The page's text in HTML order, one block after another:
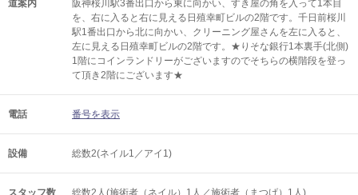
道案内
阪神桜川駅3番出口から東に向かい、すき屋の角を入って1本目
を、右に入ると右に見える日殖幸町ビルの2階です。千日前桜川
駅1番出口から北に向かい、クリーニング屋さんを左に入ると、
左に見える日殖幸町ビルの2階です。★りそな銀行1本裏手(北側)
1階にコインランドリーがございますのでそちらの横階段を登っ
て頂き2階にございます★
電話 番号を表示
設備 総数2(ネイル1／アイ1)
スタッフ数 総数2人(施術者（ネイル）1人／施術者（まつげ）1人)